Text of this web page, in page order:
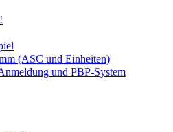
(ASC und Einheiten)
und PBP-System